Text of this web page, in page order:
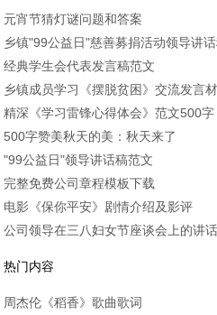
元宵节猜灯谜问题和答案
乡镇"99公益日"慈善募捐活动领导讲
经典学生会代表发言稿范文
乡镇成员学习《摆脱贫困》交流发言
精深《学习雷锋心得体会》范文500字
500字赞美秋天的美：秋天来了
"99公益日"领导讲话稿范文
完整免费公司章程模板下载
电影《保你平安》剧情介绍及影评
公司领导在三八妇女节座谈会上的讲
热门内容
周杰伦《稻香》歌曲歌词